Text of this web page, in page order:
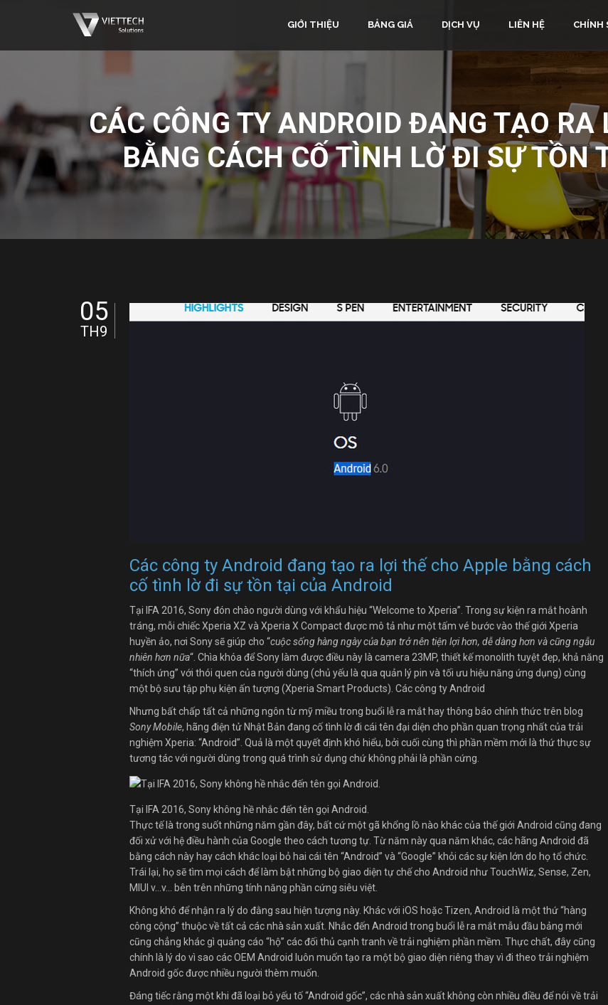
GIỚI THIỆU BẢNG GIÁ DỊCH VỤ LIÊN HỆ CHÍNH
CÁC CÔNG TY ANDROID ĐANG TẠO RA
BẰNG CÁCH CỐ TÌNH LỜ ĐI SỰ TỒN
Các công ty Android đang tạo ra lợi thế cho Apple bằng cách
cố tình lờ đi sự tồn tại của Android
05
TH9
Tại IFA 2016, Sony đón chào người dùng với khẩu hiệu “Welcome to Xperia”. Trong sự kiện ra mắt hoành
tráng, mỗi chiếc Xperia XZ và Xperia X Compact được mô tả như một tấm vé bước vào thế giới Xperia
huyền ảo, nơi Sony sẽ giúp cho “cuộc sống hàng ngày của bạn trở nên tiện lợi hơn, dễ dàng hơn và cũng ngẫu
nhiên hơn nữa“. Chìa khóa để Sony làm được điều này là camera 23MP, thiết kế monolith tuyệt đẹp, khả năng
“thích ứng” với thói quen của người dùng (chủ yếu là qua quản lý pin và tối ưu hiệu năng ứng dụng) cùng
một bộ sưu tập phụ kiện ấn tượng (Xperia Smart Products). Các công ty Android
Nhưng bất chấp tất cả những ngôn từ mỹ miều trong buổi lễ ra mắt hay thông báo chính thức trên blog
Sony Mobile, hãng điện tử Nhật Bản đang cố tình lờ đi cái tên đại diện cho phần quan trọng nhất của trải
nghiệm Xperia: “Android”. Quả là một quyết định khó hiểu, bởi cuối cùng thì phần mềm mới là thứ thực sự
tương tác với người dùng trong quá trình sử dụng chứ không phải là phần cứng.
Tại IFA 2016, Sony không hề nhắc đến tên gọi Android.
Thực tế là trong suốt những năm gần đây, bất cứ một gã khổng lồ nào khác của thế giới Android cũng đang
đối xử với hệ điều hành của Google theo cách tương tự. Từ năm này qua năm khác, các hãng Android đã
bằng cách này hay cách khác loại bỏ hai cái tên “Android” và “Google” khỏi các sự kiện lớn do họ tổ chức.
Trái lại, họ sẽ tìm mọi cách để làm bật những bộ giao diện tự chế cho Android như TouchWiz, Sense, Zen,
MIUI v…v… bên trên những tính năng phần cứng siêu việt.
Không khó để nhận ra lý do đằng sau hiện tượng này. Khác với iOS hoặc Tizen, Android là một thứ “hàng
công cộng” thuộc về tất cả các nhà sản xuất. Nhắc đến Android trong buổi lễ ra mắt mẫu đầu bảng mới
cũng chẳng khác gì quảng cáo “hộ” các đối thủ cạnh tranh về trải nghiệm phần mềm. Thực chất, đây cũng
chính là lý do vì sao các OEM Android luôn muốn tạo ra một bộ giao diện riêng thay vì đi theo trải nghiệm
Android gốc được nhiều người thèm muốn.
Đáng tiếc rằng một khi đã loại bỏ yếu tố “Android gốc”, các nhà sản xuất không còn nhiều điều để nói về trải